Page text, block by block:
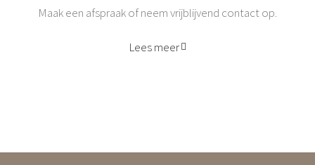
Maak een afspraak of neem vrijblijvend contact op.
Lees meer